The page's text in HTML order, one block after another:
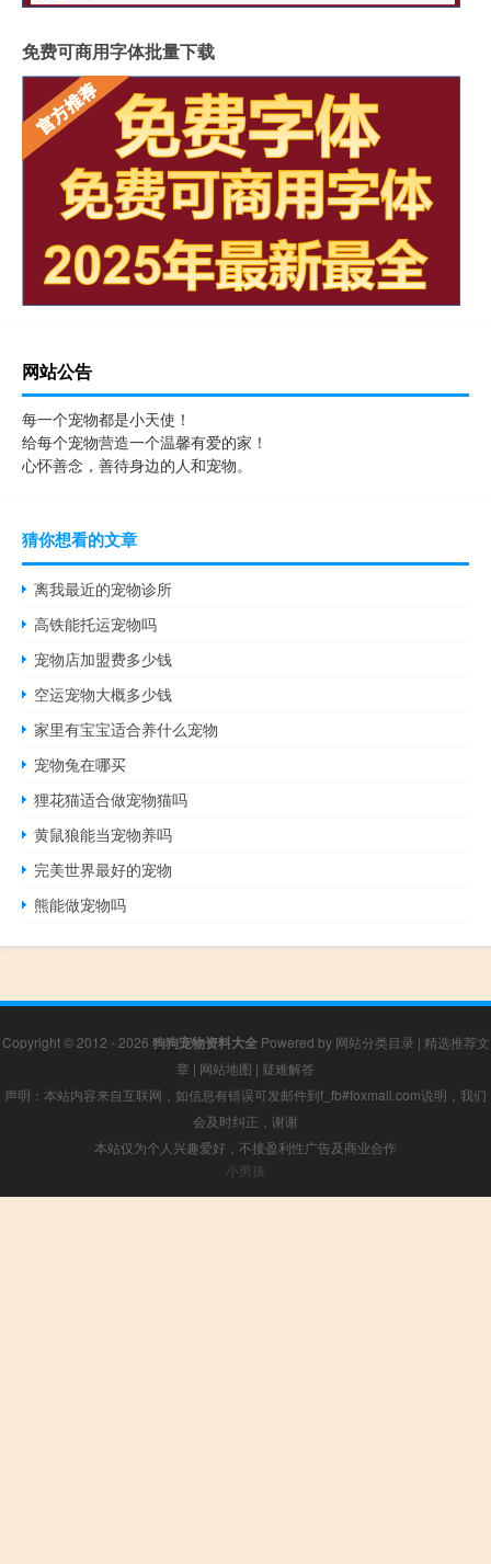
免费可商用字体批量下载
网站公告
每一个宠物都是小天使！
给每个宠物营造一个温馨有爱的家！
心怀善念，善待身边的人和宠物。
猜你想看的文章
离我最近的宠物诊所
高铁能托运宠物吗
宠物店加盟费多少钱
空运宠物大概多少钱
家里有宝宝适合养什么宠物
宠物兔在哪买
狸花猫适合做宠物猫吗
黄鼠狼能当宠物养吗
完美世界最好的宠物
熊能做宠物吗
Copyright © 2012 - 2026 狗狗宠物资料大全Powered by 网站分类目录 | 精选推荐文
章 | 网站地图 | 疑难解答
声明：本站内容来自互联网，如信息有错误可发邮件到f_fb#foxmail.com说明，我们
会及时纠正，谢谢
本站仅为个人兴趣爱好，不接盈利性广告及商业合作
小男孩